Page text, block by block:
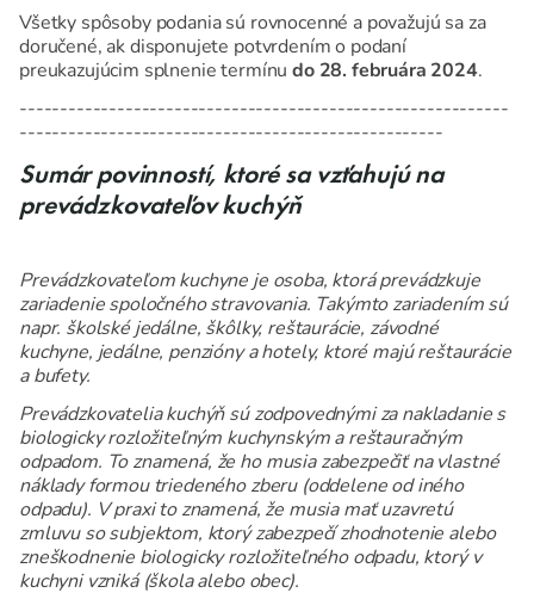
Všetky spôsoby podania sú rovnocenné a považujú sa za
doručené, ak disponujete potvrdením o podaní
preukazujúcim splnenie termínudo 28. februára 2024.
------------------------------------------------------------
----------------------------------------------------
Sumár povinností, ktoré sa vzťahujú na
prevádzkovateľov kuchýň
Prevádzkovateľom kuchyne je osoba, ktorá prevádzkuje
zariadenie spoločného stravovania. Takýmto zariadením sú
napr. školské jedálne, škôlky, reštaurácie, závodné
kuchyne, jedálne, penzióny a hotely, ktoré majú reštaurácie
a bufety.
Prevádzkovatelia kuchýň sú zodpovednými za nakladanie s
biologicky rozložiteľným kuchynským a reštauračným
odpadom. To znamená, že ho musia zabezpečiť na vlastné
náklady formou triedeného zberu (oddelene od iného
odpadu). V praxi to znamená, že musia mať uzavretú
zmluvu so subjektom, ktorý zabezpečí zhodnotenie alebo
zneškodnenie biologicky rozložiteľného odpadu, ktorý v
kuchyni vzniká (škola alebo obec).